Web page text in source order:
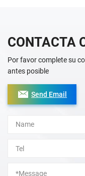
CONTACTA
Por favor complete su
antes posible
Send Email
Alternative: